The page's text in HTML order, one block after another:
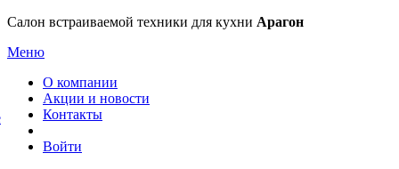
Салон встраиваемой техники для кухни Арагон
Меню
О компании
Акции и новости
Контакты
Войти